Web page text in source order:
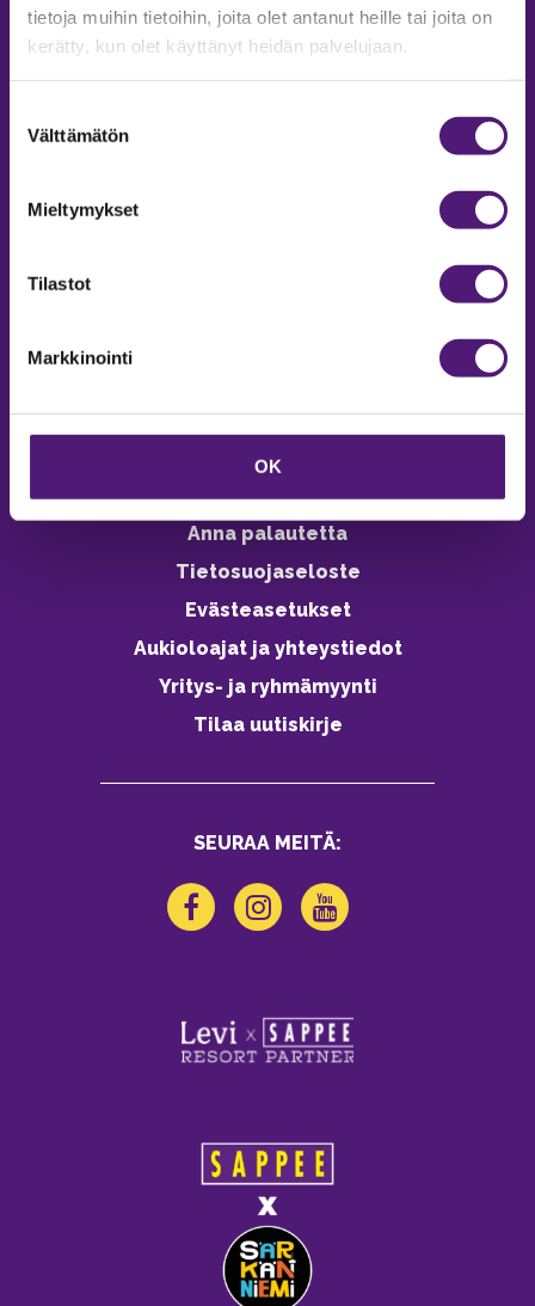
tietoja muihin tietoihin, joita olet antanut heille tai joita on
kerätty, kun olet käyttänyt heidän palvelujaan.
valinta
Välttämätön
Mieltymykset
Tilastot
Markkinointi
OK
MAJOITUS
Tiedustelut & Varaukset
Vastuullisuus
Ympäristöohjelma
Avoimet työpaikat
Anna palautetta
Tietosuojaseloste
Evästeasetukset
Aukioloajat ja yhteystiedot
Yritys- ja ryhmämyynti
Tilaa uutiskirje
SEURAA MEITÄ: